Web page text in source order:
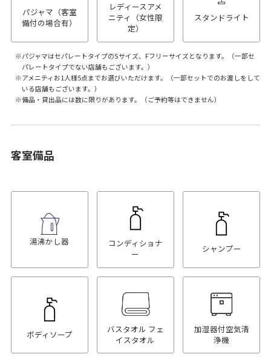
パジャマ（客室
備付の場合有）
レディースアメ
ニティ（女性限
定）
スタンドライト
パジャマはセパレートタイプのSサイズ、Fフリーサイズとなります。（一部セ
パレートタイプでない店舗もございます。）
アメニティお1人様5点までお選びいただけます。（一部セットでのお渡しをして
いる店舗もございます。）
備品・貸出品には数に限りがあります。（ご予約等はできません）
客室備品
湯沸かし器
コンディショナ
ー
シャンプー
ボディソープ
バスタオル フェ
イスタオル
加湿器付空気清
浄機